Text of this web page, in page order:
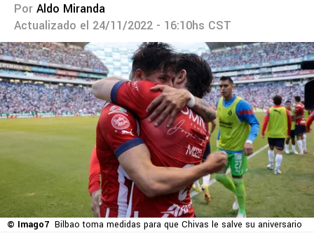
Por Aldo Miranda
Actualizado el 24/11/2022 - 16:10hs CST
© Imago7 Bilbao toma medidas para que Chivas le salve su aniversario